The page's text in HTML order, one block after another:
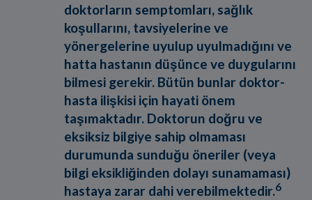
doktorların semptomları, sağlık
koşullarını, tavsiyelerine ve
yönergelerine uyulup uyulmadığını ve
hatta hastanın düşünce ve duygularını
bilmesi gerekir. Bütün bunlar doktor-
hasta ilişkisi için hayati önem
taşımaktadır. Doktorun doğru ve
eksiksiz bilgiye sahip olmaması
durumunda sunduğu öneriler (veya
bilgi eksikliğinden dolayı sunamaması)
hastaya zarar dahi verebilmektedir.6